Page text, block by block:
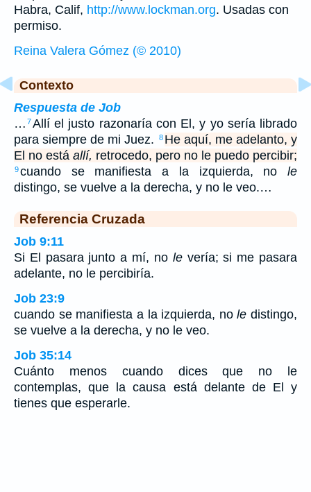
Habra, Calif, http://www.lockman.org. Usadas con
permiso.
Reina Valera Gómez (© 2010)
Contexto
Respuesta de Job
… 7Allí el justo razonaría con El, y yo sería librado
para siempre de mi Juez.
8 He aquí, me adelanto, y
El no está allí, retrocedo, pero no le puedo percibir;
9cuando se manifiesta a la izquierda, no le
distingo, se vuelve a la derecha, y no le veo.…
Referencia Cruzada
Job 9:11
Si El pasara junto a mí, no levería; si me pasara
adelante, no le percibiría.
Job 23:9
cuando se manifiesta a la izquierda, nole distingo,
se vuelve a la derecha, y no le veo.
Job 35:14
Cuánto menos cuando dices que no le
contemplas, que la causa está delante de El y
tienes que esperarle.